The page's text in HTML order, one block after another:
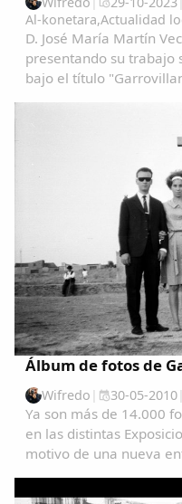
Al-konetara,Actualidad
D. José María Martín
presentando su trabajo
bajo el título
Álbum de fotos de
Wifredo | 30-05-2010|
Ya son más de 14.000
en las distintas
motivo de una nueva
de Alconetar entre
del origen y disposición